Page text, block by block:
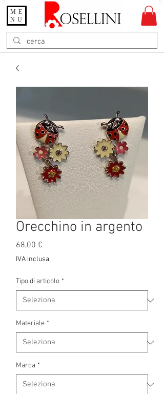
Gioielleria Rosellini
Rosellini online
ME
NU
Orecchino in argento
68,00 €
IVA inclusa
Tipo di articolo *
Materiale *
Marca *